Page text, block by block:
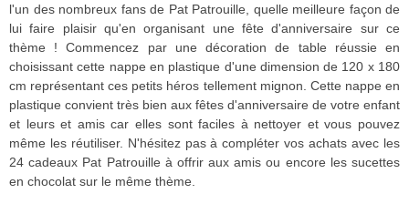
l'un des nombreux fans de Pat Patrouille, quelle meilleure façon de
lui faire plaisir qu'en organisant une fête d'anniversaire sur ce
thème ! Commencez par une décoration de table réussie en
choisissant cette nappe en plastique d'une dimension de 120 x 180
cm représentant ces petits héros tellement mignon. Cette nappe en
plastique convient très bien aux fêtes d'anniversaire de votre enfant
et leurs et amis car elles sont faciles à nettoyer et vous pouvez
même les réutiliser. N'hésitez pas à compléter vos achats avec les
24 cadeaux Pat Patrouille à offrir aux amis ou encore les sucettes
en chocolat sur le même thème.